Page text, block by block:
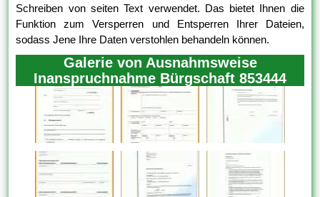
Schreiben von seiten Text verwendet. Das bietet Ihnen die
Funktion zum Versperren und Entsperren Ihrer Dateien,
sodass Jene Ihre Daten verstohlen behandeln können.
Galerie von Ausnahmsweise
Inanspruchnahme Bürgschaft 853444